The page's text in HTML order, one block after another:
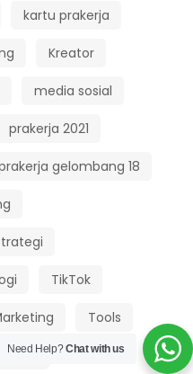
kartu prakerja
Kreator
media sosial
prakerja 2021
gelombang 18
TikTok
Tools
Need Help?Chat with us